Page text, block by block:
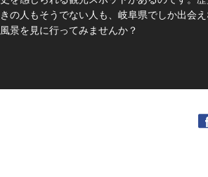
きの人もそうでない人も、岐阜県でしか出会
風景を見に行ってみませんか？